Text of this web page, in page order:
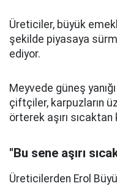
Üreticiler, büyük
şekilde piyasaya
ediyor.
Meyvede güneş
çiftçiler, karpuzların
örterek aşırı sıcaktan
"Bu sene aşırı
Üreticilerden Erol